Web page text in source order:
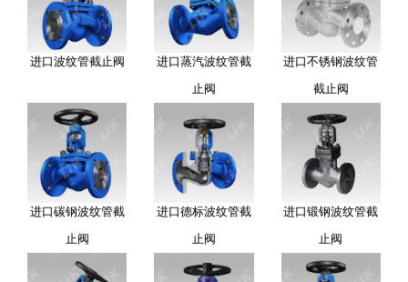
进口波纹管截止阀
进口蒸汽波纹管截
止阀
进口不锈钢波纹管
截止阀
进口碳钢波纹管截
止阀
进口德标波纹管截
止阀
进口锻钢波纹管截
止阀